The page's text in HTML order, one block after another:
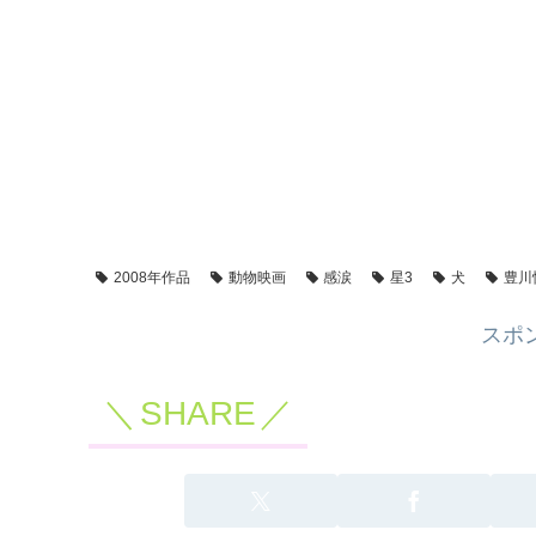
2008年作品 動物映画 感涙 星3 犬 豊川
スポ
SHARE